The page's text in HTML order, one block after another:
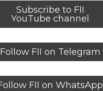
Subscribe to FII
YouTube channel
Follow FII on Telegram
FII on WhatsApp